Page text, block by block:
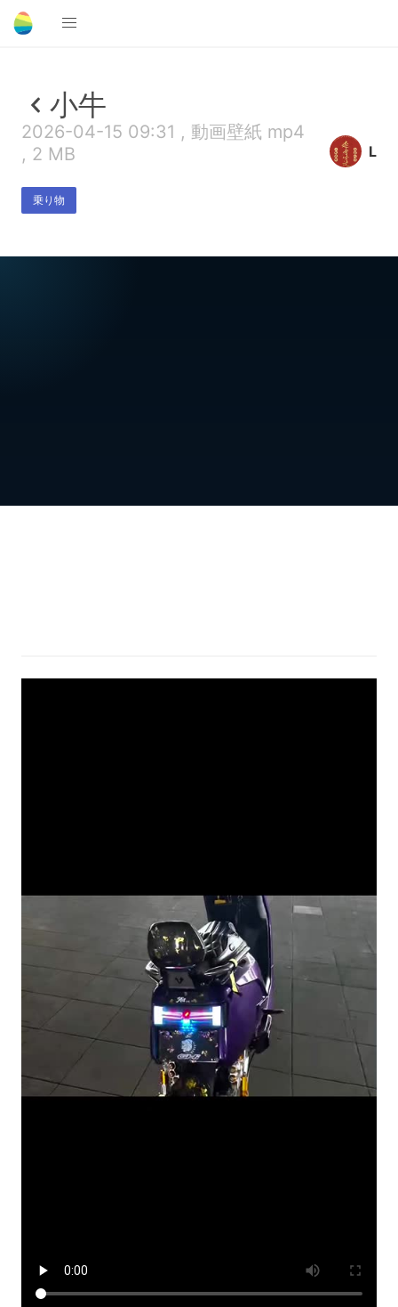
小牛
2026-04-15 09:31 , 動画壁紙 mp4
, 2 MB
乗り物
L